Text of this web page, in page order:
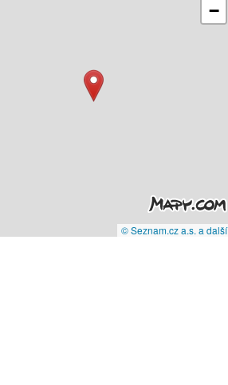
−
© Seznam.cz a.s. a další